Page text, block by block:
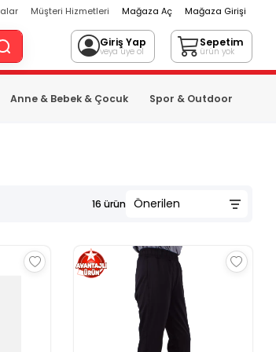
Müşteri Hizmetleri Mağaza Aç Mağaza Girişi
Giriş Yap
veya üye ol
Sepetim
ürün yok
Anne & Bebek & Çocuk Spor & Outdoor
16 ürün